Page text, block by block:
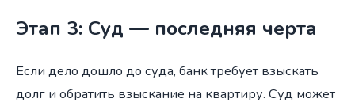
Этап 3: Суд — последняя черта
Если дело дошло до суда, банк требует взыскать
долг и обратить взыскание на квартиру. Суд может